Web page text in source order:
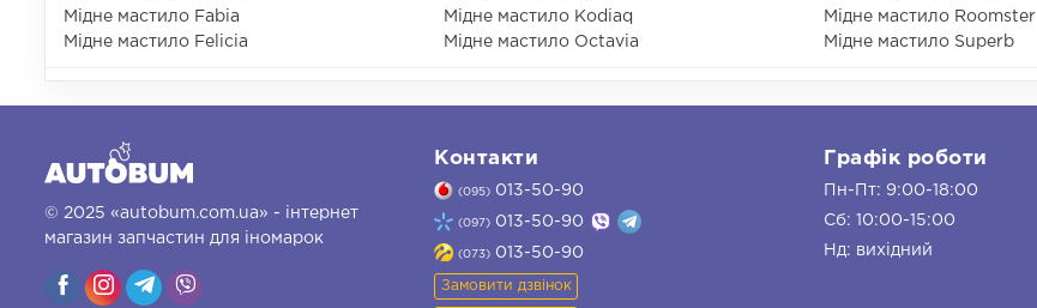
Мідне мастило Fabia
Мідне мастило Felicia
Мідне мастило Kodiaq
Мідне мастило Octavia
Мідне мастило Roomster
Мідне мастило Superb
© 2025 «autobum.com.ua» - інтернет
магазин запчастин для іномарок
Контакти
(095) 013-50-90
(097) 013-50-90
(073) 013-50-90
Замовити дзвінок
Графік роботи
Пн-Пт: 9:00-18:00
Сб: 10:00-15:00
Нд: вихідний